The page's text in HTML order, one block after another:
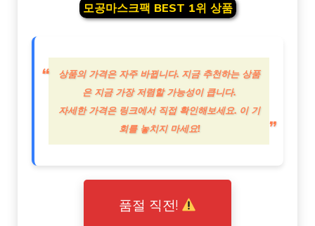
모공마스크팩 BEST 1위 상품
상품의 가격은 자주 바뀝니다. 지금 추천하는 상품
은 지금 가장 저렴할 가능성이 큽니다.
자세한 가격은 링크에서 직접 확인해보세요. 이 기
회를 놓치지 마세요!
품절 직전!